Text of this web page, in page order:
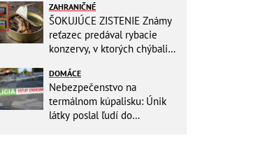
tvár!
ZAHRANIČNÉ
ŠOKUJÚCE ZISTENIE Známy
reťazec predával rybacie
konzervy, v ktorých chýbali
aj vy
DOMÁCE
Nebezpečenstvo na
termálnom kúpalisku: Únik
látky poslal ľudí do